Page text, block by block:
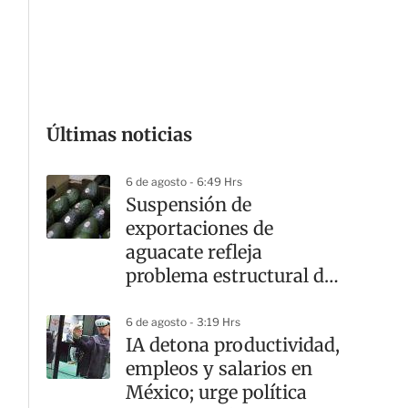
Últimas noticias
6 de agosto - 6:49 Hrs
Suspensión de
exportaciones de
aguacate refleja
problema estructural de
6 de agosto - 3:19 Hrs
IA detona productividad,
empleos y salarios en
México; urge política